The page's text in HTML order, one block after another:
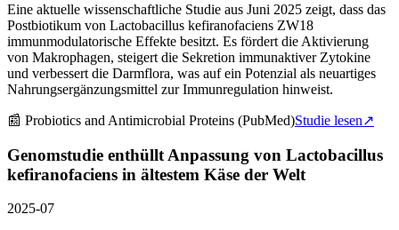
Eine aktuelle wissenschaftliche Studie aus Juni 2025 zeigt, dass das
Postbiotikum von Lactobacillus kefiranofaciens ZW18
immunmodulatorische Effekte besitzt. Es fördert die Aktivierung
von Makrophagen, steigert die Sekretion immunaktiver Zytokine
und verbessert die Darmflora, was auf ein Potenzial als neuartiges
Nahrungsergänzungsmittel zur Immunregulation hinweist.
📰 Probiotics and Antimicrobial Proteins (PubMed)Studie lesen↗
Genomstudie enthüllt Anpassung von Lactobacillus
kefiranofaciens in ältestem Käse der Welt
2025-07